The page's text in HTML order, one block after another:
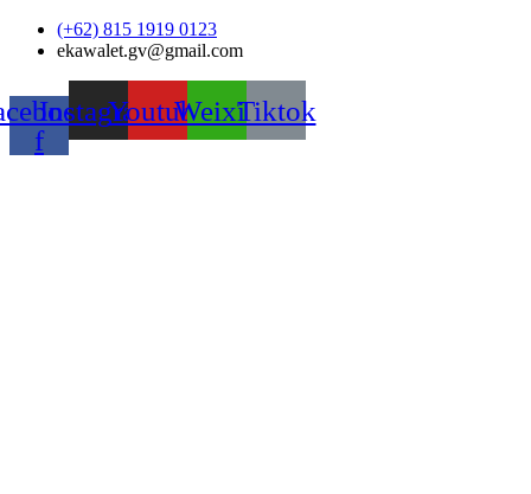
Skip
(+62) 815 1919 0123
ekawalet.gv@gmail.com
f
InstagramYoutubeWeixinTiktok